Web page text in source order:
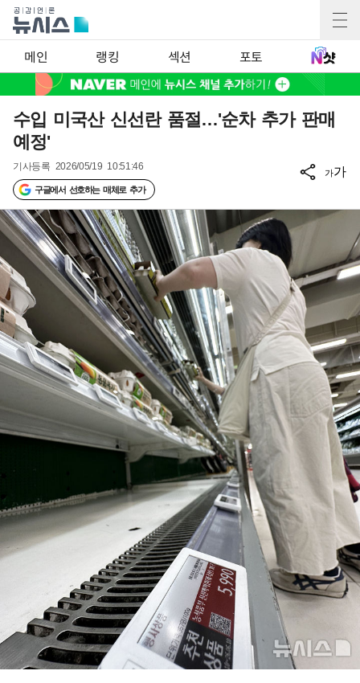
메인 랭킹 섹션 포토
수입 미국산 신선란 품절…'순차 추가 판매
예정'
기사등록 2026/05/19 10:51:46
구글에서 선호하는 매체로 추가
가가